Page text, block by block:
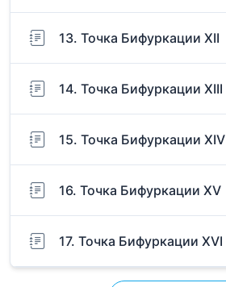
13. Точка Бифуркации XII
14. Точка Бифуркации XIII
15. Точка Бифуркации XIV
16. Точка Бифуркации XV
17. Точка Бифуркации XVI